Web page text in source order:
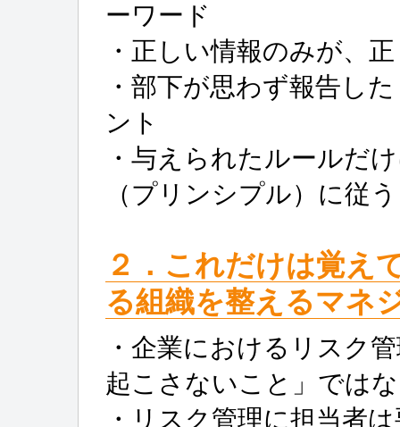
ーワード
・正しい情報のみが、
・部下が思わず報告し
ント
・与えられたルールだ
（プリンシプル）に従う
２．これだけは覚え
る組織を整えるマ
・企業におけるリスク
起こさないこと」では
・リスク管理に担当者